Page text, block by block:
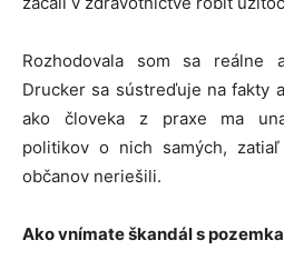
Rozhodovala som sa reálne
Drucker sa sústreďuje na fakty
ako človeka z praxe ma
politikov o nich samých,
občanov neriešili.
Ako vnímate škandál s